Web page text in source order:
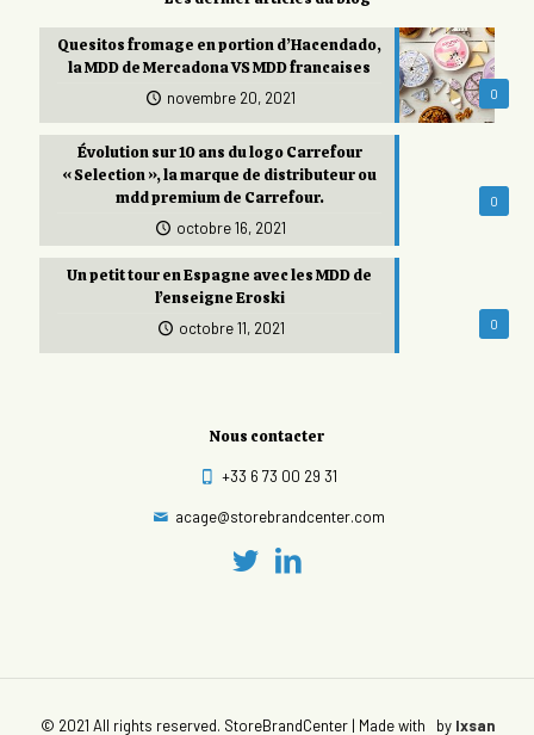
0
Quesitos fromage en portion d’Hacendado,
la MDD de Mercadona VS MDD francaises
novembre 20, 2021
0
Évolution sur 10 ans du logo Carrefour
« Selection », la marque de distributeur ou
mdd premium de Carrefour.
octobre 16, 2021
0
Un petit tour en Espagne avec les MDD de
l’enseigne Eroski
octobre 11, 2021
Nous contacter
+33 6 73 00 29 31
acage@storebrandcenter.com
© 2021 All rights reserved. StoreBrandCenter | Made with by Ixsan